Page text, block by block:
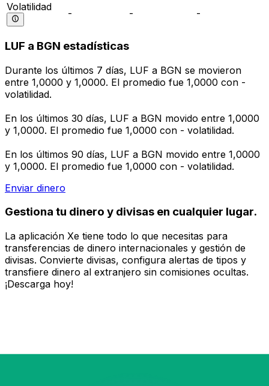
Volatilidad
- - -
LUF a BGN estadísticas
Durante los últimos 7 días, LUF a BGN se movieron
entre 1,0000 y 1,0000. El promedio fue 1,0000 con -
volatilidad.
En los últimos 30 días, LUF a BGN movido entre 1,0000
y 1,0000. El promedio fue 1,0000 con - volatilidad.
En los últimos 90 días, LUF a BGN movido entre 1,0000
y 1,0000. El promedio fue 1,0000 con - volatilidad.
Enviar dinero
Gestiona tu dinero y divisas en cualquier lugar.
La aplicación Xe tiene todo lo que necesitas para
transferencias de dinero internacionales y gestión de
divisas. Convierte divisas, configura alertas de tipos y
transfiere dinero al extranjero sin comisiones ocultas.
¡Descarga hoy!